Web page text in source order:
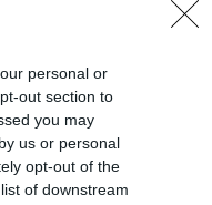
personal or
out section to
you may
us or personal
opt-out of the
of downstream
A.
Aaron Rosand
(1
Cecilia
Ádám
Adriana
Endre
Baltsa
Agnes
Szadavi
Ahol a nap felkel